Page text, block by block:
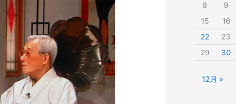
8
9
15
16
22
23
29
30
12月 »